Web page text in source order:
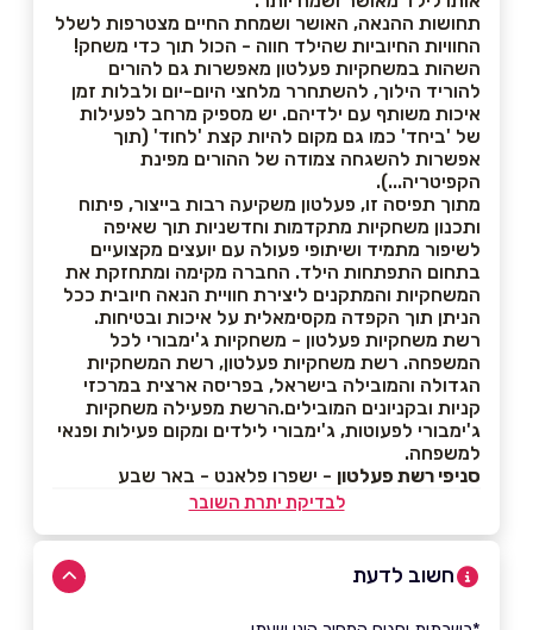
תחושות ההנאה, האושר ושמחת החיים מצטרפות לשלל
החוויות החיוביות שהילד חווה - הכול תוך כדי משחק!
השהות במשחקיות פעלטון מאפשרות גם להורים
להוריד הילוך, להשתחרר מלחצי היום-יום ולבלות זמן
איכות משותף עם ילדיהם. יש מספיק מרחב לפעילות
של 'ביחד' כמו גם מקום להיות קצת 'לחוד' (תוך
אפשרות להשגחה צמודה של ההורים מפינת
הקפיטריה...).
מתוך תפיסה זו, פעלטון משקיעה רבות בייצור, פיתוח
ותכנון משחקיות מתקדמות וחדשניות תוך שאיפה
לשיפור מתמיד ושיתופי פעולה עם יועצים מקצועיים
בתחום התפתחות הילד. החברה מקימה ומתחזקת את
המשחקיות והמתקנים ליצירת חוויית הנאה חיובית ככל
הניתן תוך הקפדה מקסימאלית על איכות ובטיחות.
רשת משחקיות פעלטון - משחקיות ג'ימבורי לכל
המשפחה. רשת משחקיות פעלטון, רשת המשחקיות
הגדולה והמובילה בישראל, בפריסה ארצית במרכזי
קניות ובקניונים המובילים.הרשת מפעילה משחקיות
ג'ימבורי לפעוטות, ג'ימבורי לילדים ומקום פעילות ופנאי
למשפחה.
סניפי רשת פעלטון - ישפרו פלאנט - באר שבע
לבדיקת יתרת השובר
חשוב לדעת